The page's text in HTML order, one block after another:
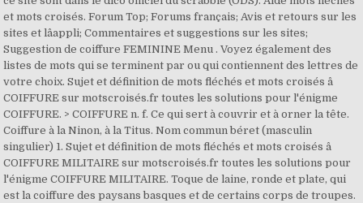
et mots croisés. Forum Top; Forums français; Avis et retours sur les
sites et lâappli; Commentaires et suggestions sur les sites;
Suggestion de coiffure FEMININE Menu . Voyez également des
listes de mots qui se terminent par ou qui contiennent des lettres de
votre choix. Sujet et définition de mots fléchés et mots croisés â
COIFFURE sur motscroisés.fr toutes les solutions pour l'énigme
COIFFURE. > COIFFURE n. f. Ce qui sert à couvrir et à orner la tête.
Coiffure à la Ninon, à la Titus. Nom commun béret (masculin
singulier) 1. Sujet et définition de mots fléchés et mots croisés â
COIFFURE MILITAIRE sur motscroisés.fr toutes les solutions pour
l'énigme COIFFURE MILITAIRE. Toque de laine, ronde et plate, qui
est la coiffure des paysans basques et de certains corps de troupes.